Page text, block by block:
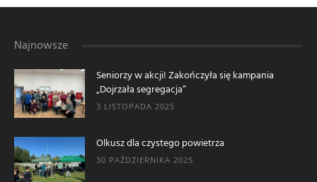
Najnowsze
Seniorzy w akcji! Zakończyła się kampania
„Dojrzała segregacja”
3 LISTOPADA 2025
Olkusz dla czystego powietrza
30 PAŹDZIERNIKA 2025